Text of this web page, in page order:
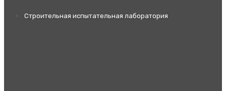
Строительная испытательная лаборатория